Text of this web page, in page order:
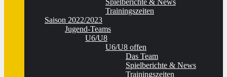
Spielberichte & News
Trainingszeiten
Saison 2022/2023
Jugend-Teams
U6/U8
U6/U8 offen
Das Team
Spielberichte & News
Trainingszeiten